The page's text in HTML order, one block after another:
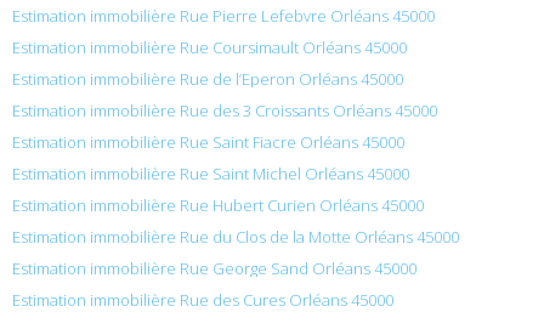
Estimation immobilière Rue Pierre Lefebvre Orléans 45000
Estimation immobilière Rue Coursimault Orléans 45000
Estimation immobilière Rue de l’Eperon Orléans 45000
Estimation immobilière Rue des 3 Croissants Orléans 45000
Estimation immobilière Rue Saint Fiacre Orléans 45000
Estimation immobilière Rue Saint Michel Orléans 45000
Estimation immobilière Rue Hubert Curien Orléans 45000
Estimation immobilière Rue du Clos de la Motte Orléans 45000
Estimation immobilière Rue George Sand Orléans 45000
Estimation immobilière Rue des Cures Orléans 45000